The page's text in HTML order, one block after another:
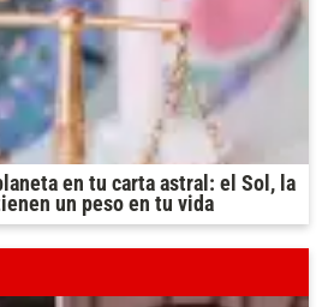
en tu carta astral: el Sol, la
un peso en tu vida